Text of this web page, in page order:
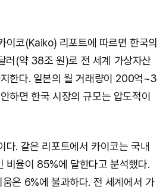
이코(Kaiko) 리포트에 따르면 한국의
러(약 38조 원)로 전 세계 가상자산
한다. 일본의 월 거래량이 200억~3
하면 한국 시장의 규모는 압도적이
다. 같은 리포트에서 카이코는 국내
비율이 85%에 달한다고 분석했다.
은 6%에 불과하다. 전 세계에서 가